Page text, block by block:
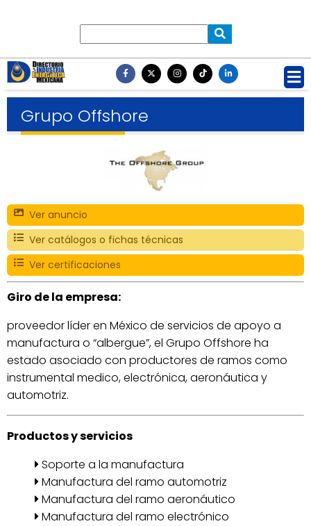
Grupo Offshore
Ver anuncio
Ver catálogos o fichas técnicas
Ver certificaciones
Giro de la empresa:
proveedor líder en México de servicios de apoyo a
manufactura o “albergue”, el Grupo Offshore ha
estado asociado con productores de ramos como
instrumental medico, electrónica, aeronáutica y
automotriz.
Productos y servicios
Soporte a la manufactura
Manufactura del ramo automotriz
Manufactura del ramo aeronáutico
Manufactura del ramo electrónico